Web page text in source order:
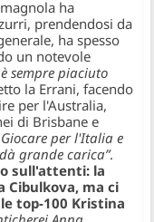
ha
prendendosi da
ha spesso
un notevole
sempre piaciuto
la Errani, facendo
per l'Australia,
di Brisbane e
per l'Italia e
grande carica”.
sull'attenti: la
Cibulkova, ma ci
top-100 Kristina